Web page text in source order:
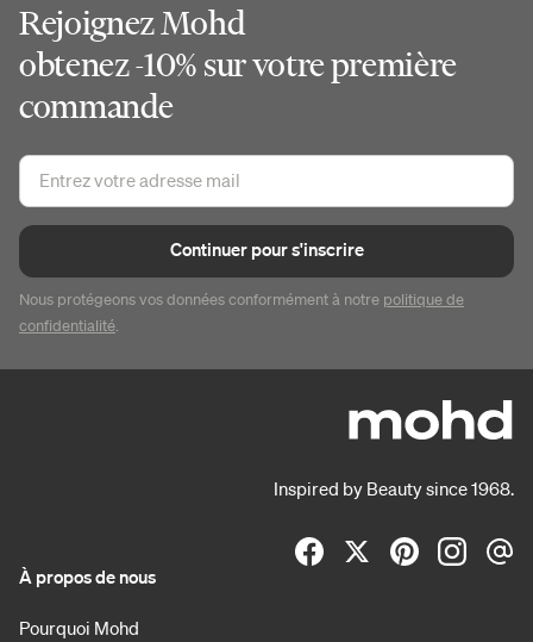
Rejoignez Mohd
obtenez -10% sur votre première
commande
Continuer pour s'inscrire
Nous protégeons vos données conformément à notre politique de
confidentialité.
Inspired by Beauty since 1968.
À propos de nous
Pourquoi Mohd